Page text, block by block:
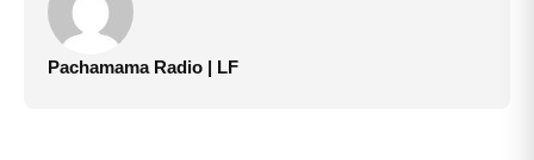
Pachamama Radio | LF